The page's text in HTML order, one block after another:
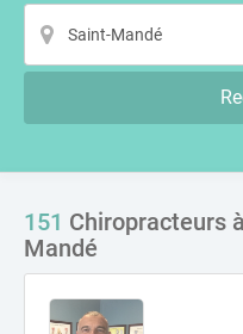
151 Chiropracteurs
Mandé